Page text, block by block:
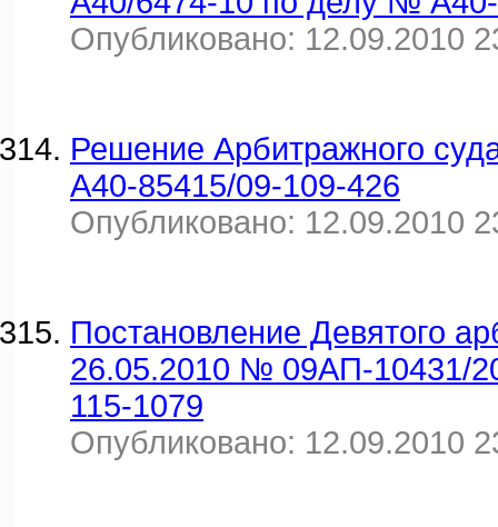
Опубликовано: 12.09.2010
Решение Арбитражного
А40-85415/09-109-426
Опубликовано: 12.09.2010
Постановление Девятого
26.05.2010 № 09АП-10431/
115-1079
Опубликовано: 12.09.2010